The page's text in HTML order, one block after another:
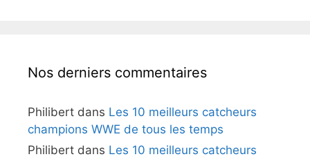
Nos derniers commentaires
Philibert dans Les 10 meilleurs catcheurs
champions WWE de tous les temps
Philibert dans Les 10 meilleurs catcheurs